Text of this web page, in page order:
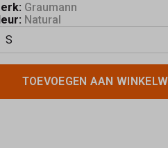
Graumann
Natural
TOEVOEGEN AAN